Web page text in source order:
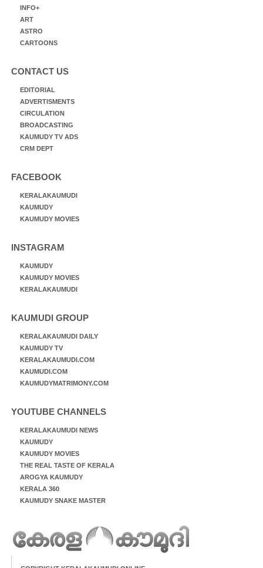
INFO+
ART
ASTRO
CARTOONS
CONTACT US
EDITORIAL
ADVERTISMENTS
CIRCULATION
BROADCASTING
KAUMUDY TV ADS
CRM DEPT
FACEBOOK
KERALAKAUMUDI
KAUMUDY
KAUMUDY MOVIES
INSTAGRAM
KAUMUDY
KAUMUDY MOVIES
KERALAKAUMUDI
KAUMUDI GROUP
KERALAKAUMUDI DAILY
KAUMUDY TV
KERALAKAUMUDI.COM
KAUMUDI.COM
KAUMUDYMATRIMONY.COM
YOUTUBE CHANNELS
KERALAKAUMUDI NEWS
KAUMUDY
KAUMUDY MOVIES
THE REAL TASTE OF KERALA
AROGYA KAUMUDY
KERALA 360
KAUMUDY SNAKE MASTER